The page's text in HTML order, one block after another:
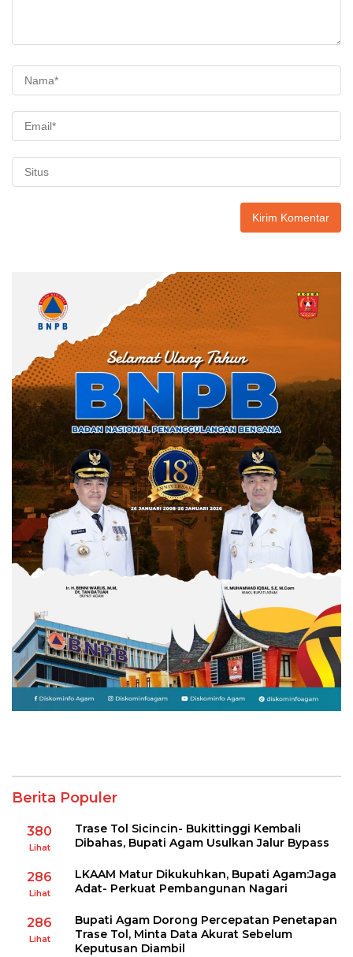
Berita Populer
380
Lihat
Trase Tol Sicincin- Bukittinggi Kembali
Dibahas, Bupati Agam Usulkan Jalur Bypass
286
Lihat
LKAAM Matur Dikukuhkan, Bupati Agam:Jaga
Adat- Perkuat Pembangunan Nagari
286
Lihat
Bupati Agam Dorong Percepatan Penetapan
Trase Tol, Minta Data Akurat Sebelum
Keputusan Diambil